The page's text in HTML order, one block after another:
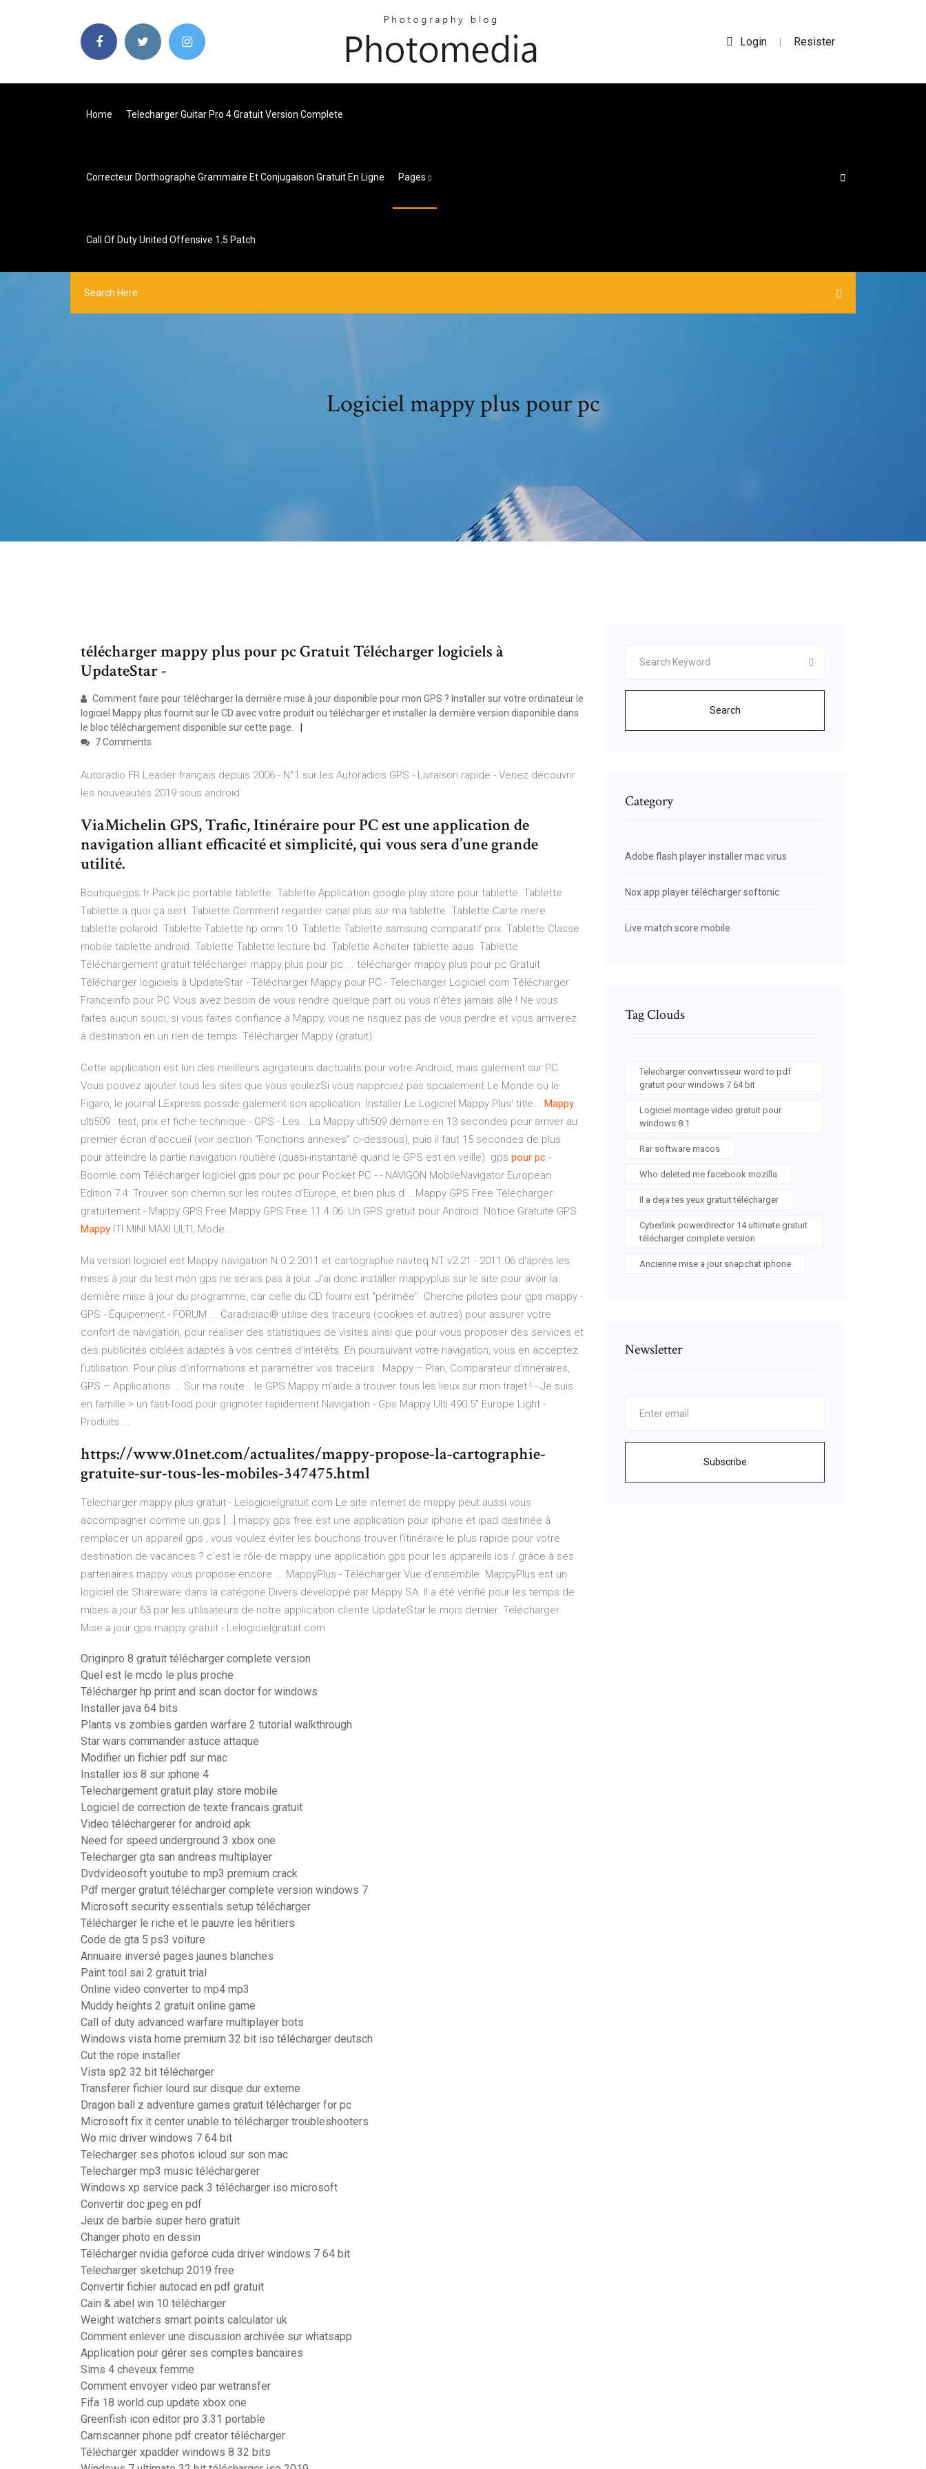
Login | Resister
Home Telecharger Guitar Pro 4 Gratuit Version Complete
Correcteur Dorthographe Grammaire Et Conjugaison Gratuit En Ligne Pages
Call Of Duty United Offensive 1.5 Patch
Logiciel mappy plus pour pc
télécharger mappy plus pour pc Gratuit Télécharger logiciels à
UpdateStar -
Comment faire pour télécharger la dernière mise à jour disponible pour mon GPS ? Installer sur votre ordinateur le
logiciel Mappy plus fournit sur le CD avec votre produit ou télécharger et installer la dernière version disponible dans
le bloc téléchargement disponible sur cette page.
7 Comments
Autoradio FR Leader français depuis 2006 - N°1 sur les Autoradios GPS - Livraison rapide - Venez découvrir
les nouveautés 2019 sous android
ViaMichelin GPS, Trafic, Itinéraire pour PC est une application de
navigation alliant efficacité et simplicité, qui vous sera d’une grande
utilité.
Boutiquegps.fr Pack pc portable tablette. Tablette Application google play store pour tablette. Tablette
Tablette a quoi ça sert. Tablette Comment regarder canal plus sur ma tablette. Tablette Carte mere
tablette polaroid. Tablette Tablette hp omni 10. Tablette Tablette samsung comparatif prix. Tablette Classe
mobile tablette android. Tablette Tablette lecture bd. Tablette Acheter tablette asus. Tablette
Téléchargement gratuit télécharger mappy plus pour pc ... télécharger mappy plus pour pc Gratuit
Télécharger logiciels à UpdateStar - Télécharger Mappy pour PC - Telecharger Logiciel.com Télécharger
Franceinfo pour PC Vous avez besoin de vous rendre quelque part ou vous n’êtes jamais allé ! Ne vous
faites aucun souci, si vous faites confiance à Mappy, vous ne risquez pas de vous perdre et vous arriverez
à destination en un rien de temps. Télécharger Mappy (gratuit)
Cette application est lun des meilleurs agrgateurs dactualits pour votre Android, mais galement sur PC.
Vous pouvez ajouter tous les sites que vous voulezSi vous napprciez pas spcialement Le Monde ou le
Figaro, le journal LExpress possde galement son application. Installer Le Logiciel Mappy Plus' title... Mappy
ulti509 : test, prix et fiche technique - GPS - Les… La Mappy ulti509 démarre en 13 secondes pour arriver au
premier écran d'accueil (voir section "Fonctions annexes" ci-dessous), puis il faut 15 secondes de plus
pour atteindre la partie navigation routière (quasi-instantané quand le GPS est en veille). gps pour pc -
Boomle.com Télécharger logiciel gps pour pc pour Pocket PC - - NAVIGON MobileNavigator European
Edition 7.4: Trouver son chemin sur les routes d'Europe, et bien plus d ...Mappy GPS Free Télécharger
gratuitement - Mappy GPS Free Mappy GPS Free 11.4.06: Un GPS gratuit pour Android. Notice Gratuite GPS
Mappy ITI MINI MAXI ULTI, Mode…
Ma version logiciel est Mappy navigation N.0.2.2011 et cartographie navteq NT v2.21 - 2011.06 d'après les
mises à jour du test mon gps ne serais pas à jour. J'ai donc installer mappyplus sur le site pour avoir la
dernière mise à jour du programme, car celle du CD fourni est "périmée". Cherche pilotes pour gps mappy -
GPS - Équipement - FORUM ... Caradisiac® utilise des traceurs (cookies et autres) pour assurer votre
confort de navigation, pour réaliser des statistiques de visites ainsi que pour vous proposer des services et
des publicités ciblées adaptés à vos centres d’intérêts. En poursuivant votre navigation, vous en acceptez
l'utilisation. Pour plus d’informations et paramétrer vos traceurs : Mappy – Plan, Comparateur d’itinéraires,
GPS – Applications ... Sur ma route… le GPS Mappy m’aide à trouver tous les lieux sur mon trajet ! - Je suis
en famille > un fast-food pour grignoter rapidement Navigation - Gps Mappy Ulti 490 5" Europe Light -
Produits ...
https://www.01net.com/actualites/mappy-propose-la-cartographie-
gratuite-sur-tous-les-mobiles-347475.html
Telecharger mappy plus gratuit - Lelogicielgratuit.com Le site internet de mappy peut aussi vous
accompagner comme un gps [...] mappy gps free est une application pour iphone et ipad destinée à
remplacer un appareil gps , vous voulez éviter les bouchons trouver l'itinéraire le plus rapide pour votre
destination de vacances ? c'est le rôle de mappy une application gps pour les appareils ios / grâce à ses
partenaires mappy vous propose encore ... MappyPlus - Télécharger Vue d'ensemble. MappyPlus est un
logiciel de Shareware dans la catégorie Divers développé par Mappy SA. Il a été vérifié pour les temps de
mises à jour 63 par les utilisateurs de notre application cliente UpdateStar le mois dernier. Télécharger
Mise a jour gps mappy gratuit - Lelogicielgratuit.com
Originpro 8 gratuit télécharger complete version
Quel est le mcdo le plus proche
Télécharger hp print and scan doctor for windows
Installer java 64 bits
Plants vs zombies garden warfare 2 tutorial walkthrough
Star wars commander astuce attaque
Modifier un fichier pdf sur mac
Installer ios 8 sur iphone 4
Telechargement gratuit play store mobile
Logiciel de correction de texte francais gratuit
Video téléchargerer for android apk
Need for speed underground 3 xbox one
Telecharger gta san andreas multiplayer
Dvdvideosoft youtube to mp3 premium crack
Pdf merger gratuit télécharger complete version windows 7
Microsoft security essentials setup télécharger
Télécharger le riche et le pauvre les héritiers
Code de gta 5 ps3 voiture
Annuaire inversé pages jaunes blanches
Paint tool sai 2 gratuit trial
Online video converter to mp4 mp3
Muddy heights 2 gratuit online game
Call of duty advanced warfare multiplayer bots
Windows vista home premium 32 bit iso télécharger deutsch
Cut the rope installer
Vista sp2 32 bit télécharger
Transferer fichier lourd sur disque dur externe
Dragon ball z adventure games gratuit télécharger for pc
Microsoft fix it center unable to télécharger troubleshooters
Wo mic driver windows 7 64 bit
Telecharger ses photos icloud sur son mac
Telecharger mp3 music téléchargerer
Windows xp service pack 3 télécharger iso microsoft
Convertir doc jpeg en pdf
Jeux de barbie super hero gratuit
Changer photo en dessin
Télécharger nvidia geforce cuda driver windows 7 64 bit
Telecharger sketchup 2019 free
Convertir fichier autocad en pdf gratuit
Cain & abel win 10 télécharger
Weight watchers smart points calculator uk
Comment enlever une discussion archivée sur whatsapp
Application pour gérer ses comptes bancaires
Sims 4 cheveux femme
Comment envoyer video par wetransfer
Fifa 18 world cup update xbox one
Greenfish icon editor pro 3.31 portable
Camscanner phone pdf creator télécharger
Télécharger xpadder windows 8 32 bits
Search
Category
Adobe flash player installer mac virus
Nox app player télécharger softonic
Live match score mobile
Tag Clouds
Telecharger convertisseur word to pdf
gratuit pour windows 7 64 bit
Logiciel montage video gratuit pour
windows 8.1
Rar software macos
Who deleted me facebook mozilla
Il a deja tes yeux gratuit télécharger
Cyberlink powerdirector 14 ultimate gratuit
télécharger complete version
Ancienne mise a jour snapchat iphone
Newsletter
Subscribe